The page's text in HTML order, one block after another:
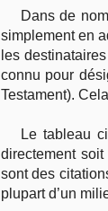
Dans de
simplement en
les
connu pour
Testament).
Le tableau
directement
sont des
plupart d’un